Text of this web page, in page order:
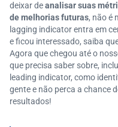
deixar deanalisar suas
de melhorias futuras, não é
lagging indicator entra em
e ficou interessado, saiba
Agora que chegou até o
que precisa saber sobre,
leading indicator, como
gente e não perca a chance
resultados!